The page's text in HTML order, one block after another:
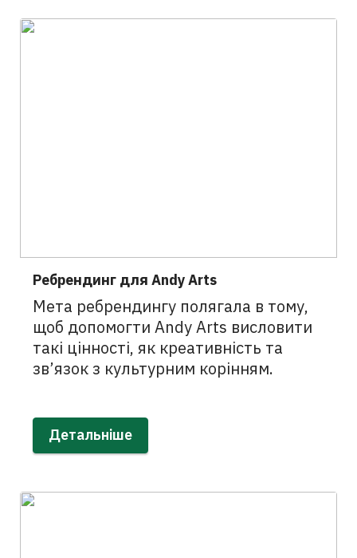
Ребрендинг для Andy Arts
Мета ребрендингу полягала в тому,
щоб допомогти Andy Arts висловити
такі цінності, як креативність та
зв’язок з культурним корінням.
Детальніше